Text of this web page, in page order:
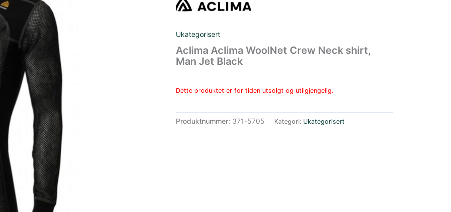
Ukategorisert
Aclima Aclima WoolNet Crew Neck shirt,
Man Jet Black
Dette produktet er for tiden utsolgt og utilgjengelig.
Produktnummer: 371-5705 Kategori: Ukategorisert